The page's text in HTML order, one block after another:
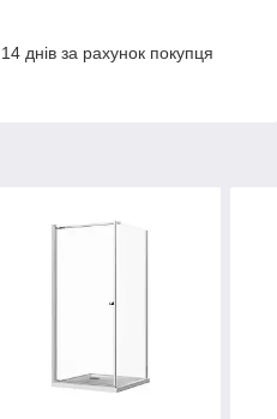
днів за рахунок покупця